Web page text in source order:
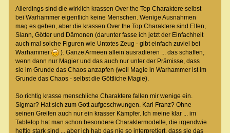
Allerdings sind die wirklich krassen Over the Top Charaktere selbst
bei Warhammer eigentlich keine Menschen. Wenige Ausnahmen
mag es geben, aber die krassen Over the Top Charaktere sind Elfen,
Slann, Götter und Dämonen (darunter fasse ich jetzt der Einfachheit
auch mal solche Figuren wie Untotes Zeug - gibt einfach zuviel bei
Warhammer
). Ganze Armeen allein ausradieren ... das schaffen,
wenn dann nur Magier und das auch nur unter der Prämisse, dass
sie im Grunde das Chaos anzapfen (weil Magie in Warhammer ist im
Grunde das Chaos - selbst die Göttliche Magie).
So richtig krasse menschliche Charaktere fallen mir wenige ein.
Sigmar? Hat sich zum Gott aufgeschwungen. Karl Franz? Ohne
seinen Greifen auch nur ein krasser Kämpfer. Ich meine klar ... im
Tabletop hat man schon besondere Charaktermodelle, die irgendwie
heftig stark sind ... aber ich hab das nie so interpretiert, dass sie das